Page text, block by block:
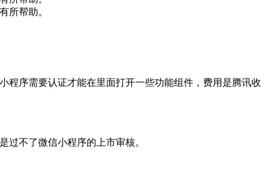
所帮助。
程序需要认证才能在里面打开一些功能组件，费用是腾讯收
过不了微信小程序的上市审核。